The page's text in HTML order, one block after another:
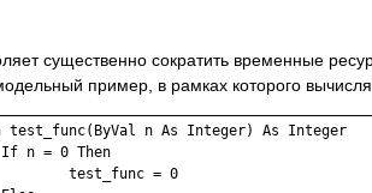
существенно сократить временные
пример, в рамках которого
test_func(ByVal n As Integer) As Integer